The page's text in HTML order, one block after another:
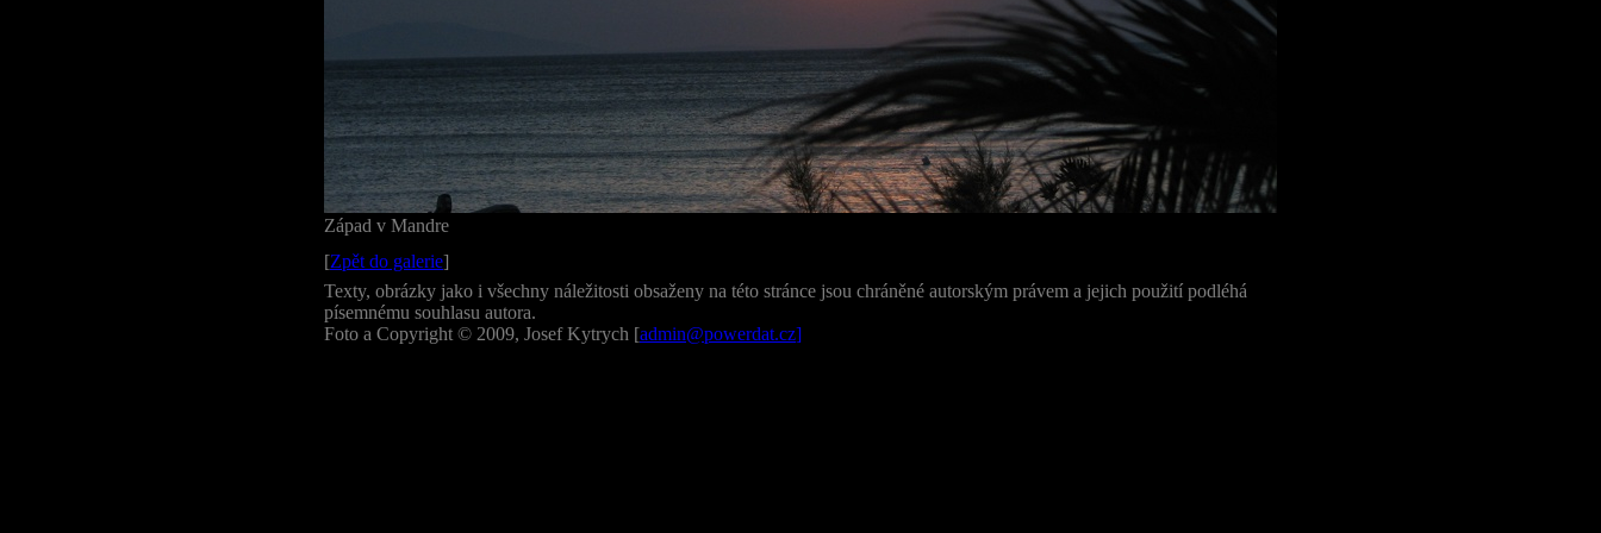
Západ v Mandre
[Zpět do galerie]
Texty, obrázky jako i všechny náležitosti obsaženy na této stránce jsou chráněné autorským právem a jejich použití podléhá
písemnému souhlasu autora.
Foto a Copyright © 2009, Josef Kytrych [admin@powerdat.cz]